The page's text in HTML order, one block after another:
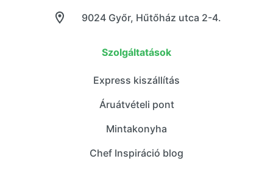
9024 Győr, Hűtőház utca 2-4.
Szolgáltatások
Express kiszállítás
Áruátvételi pont
Mintakonyha
Chef Inspiráció blog